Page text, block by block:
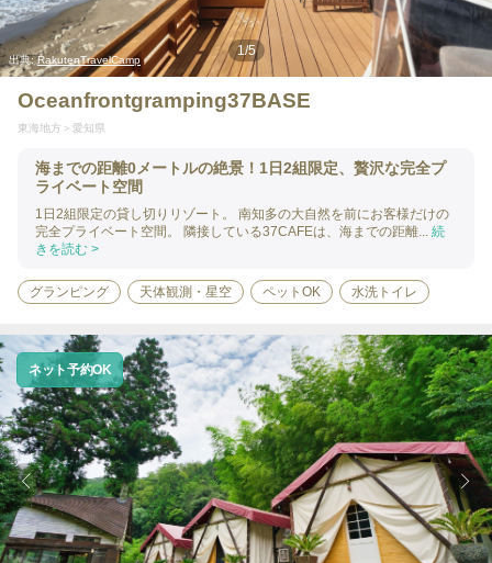
出典:RakutenTravelCamp
1/5
Oceanfrontgramping37BASE
東海地方 愛知県
海までの距離0メートルの絶景！1日2組限定、贅沢な完全プ
ライベート空間
1日2組限定の貸し切りリゾート。 南知多の大自然を前にお客様だけの
完全プライベート空間。 隣接している37CAFEは、海までの距離... 続
きを読む >
グランピング 天体観測・星空 ペットOK 水洗トイレ
ネット予約OK